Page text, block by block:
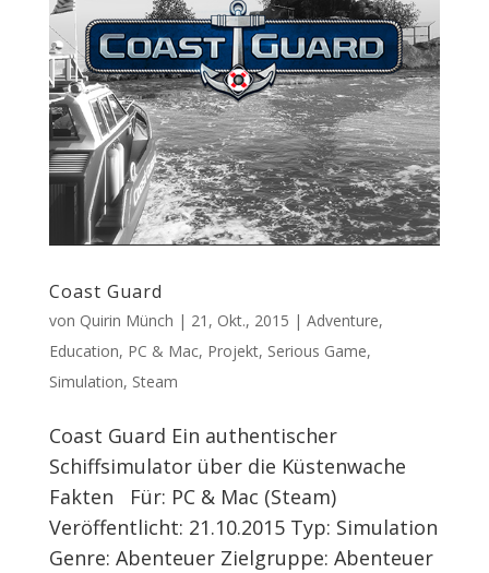
Coast Guard
von Quirin Münch | 21, Okt., 2015 | Adventure,
Education, PC & Mac, Projekt, Serious Game,
Simulation, Steam
Coast Guard Ein authentischer
Schiffsimulator über die Küstenwache
Fakten Für: PC & Mac (Steam)
Veröffentlicht: 21.10.2015 Typ: Simulation
Genre: Abenteuer Zielgruppe: Abenteuer